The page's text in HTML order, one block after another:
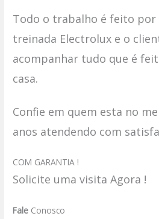
Todo o trabalho é feito por
treinada Electrolux e o
acompanhar tudo que é
casa.
Confie em quem esta no
anos atendendo com
COM GARANTIA !
Solicite uma visita Agora !
Fale Conosco